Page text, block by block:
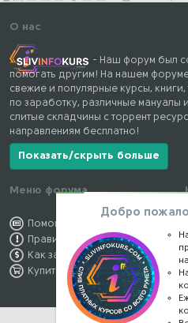
О нас
- Наш форум был
помогать другим! На нашем
свежие и популярные курсы,
по заработку, различные мануалы
слитые складчины с торрент
направлениям бесплатно!
Показать/скрыть больше
Меню форума
Помощь по форуму
Правила форума
Как заработать
Купить премиум
Добро